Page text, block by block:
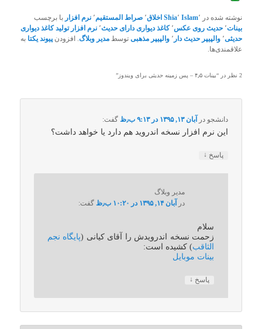
نوشته شده در Islam٬ Shia٬ اخلاق٬ صراط المستقیم٬ نرم افزار با برچسب
بینات٬ حدیث روی عکس٬ کاغذ دیواری دارای حدیث٬ نرم افزار تولید کاغذ دیواری
حدیثی٬ والپیپر حدیث دار ٬ والپیپر مذهبی توسطمدیر وبلاگ. افزودنپیوند یکتا به
علاقمندی‌ها.
2 نظر در “ بینات ۴٫۵ – پس زمینه حدیثی برای ویندوز ”
دانشجو در آبان ۱۳, ۱۳۹۵ در ۹:۱۳ ب٫ظ گفت:
این نرم افزار نسخه اندروید هم دارد یا خواهد داشت؟
پاسخ ↓
مدیر وبلاگ
در آبان ۱۴, ۱۳۹۵ در ۱۰:۲۰ ب٫ظ گفت:
سلام
زحمت نسخه اندرویدش را آقای کیانی (پایگاه نجم
الثاقب) کشیده است:
بینات موبایل
پاسخ ↓